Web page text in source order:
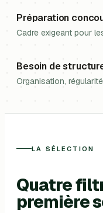
Préparation
Cadre exigeant pour
Besoin de
Organisation,
LA SÉLECTION
Quatre
première